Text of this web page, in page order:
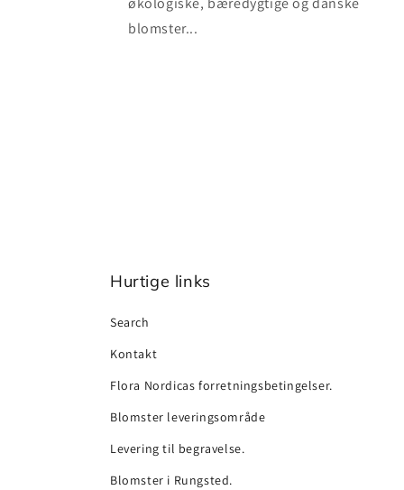
blomster...
Hurtige links
Search
Kontakt
Flora Nordicas forretningsbetingelser.
Blomster leveringsområde
Levering til begravelse.
Blomster i Rungsted.